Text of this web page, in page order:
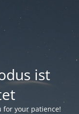
ist
for your patience!